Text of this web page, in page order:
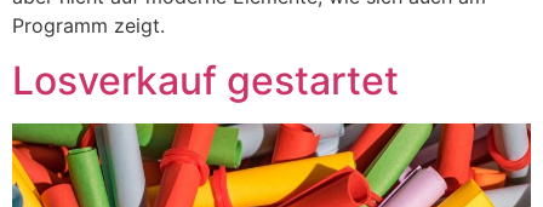
Programm zeigt.
Losverkauf gestartet